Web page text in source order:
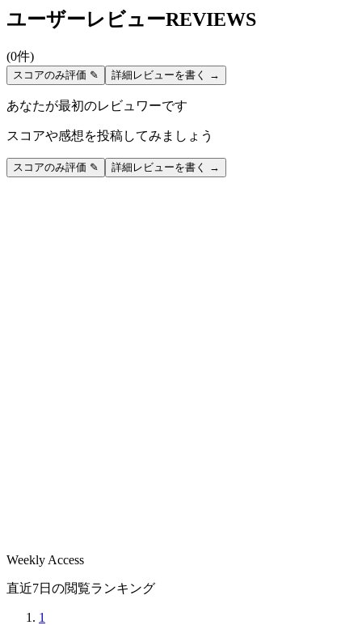
ユーザーレビューREVIEWS
(0件)
スコアのみ評価 ✎ 詳細レビューを書く →
あなたが最初のレビュワーです
スコアや感想を投稿してみましょう
スコアのみ評価 ✎ 詳細レビューを書く →
Weekly Access
直近7日の閲覧ランキング
1